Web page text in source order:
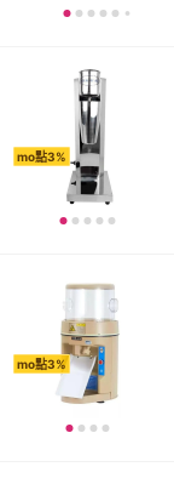
mo點3%
mo點3%